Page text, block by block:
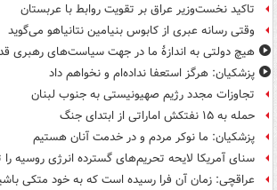
تاکید نخست‌وزیر عراق بر تقویت روابط با عربستان
وقتی رسانه عبری از کابوس بنیامین نتانیاهو می‌گوید
هیچ دولتی به اندازۀ ما در جهت سیاست‌های رهبری
پزشکیان: هرگز استعفا نداده‌ام و نخواهم داد
تجاوزات مجدد رژیم صهیونیستی به جنوب لبنان
حمله به ۱۵ نفتکش‌ اماراتی از ابتدای جنگ
پزشکیان: ما نوکر مردم و در خدمت آنان هستیم
سنای آمریکا لایحه تحریم‌های گسترده انرژی روسیه
عراقچی: زمان آن فرا رسیده است که به خود متکی